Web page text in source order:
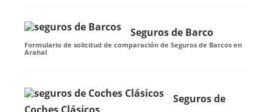
Seguros de Barco
Formulario de solicitud de comparación de Seguros de Barcos en
Arahal
Seguros de